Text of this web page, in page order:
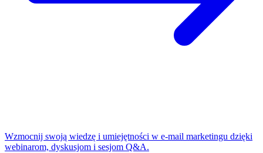
Wzmocnij swoją wiedzę i umiejętności w e-mail marketingu dzięki
webinarom, dyskusjom i sesjom Q&A.